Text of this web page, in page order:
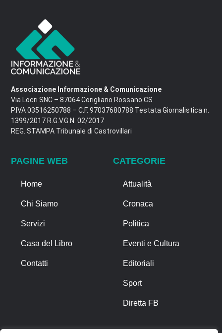
Associazione Informazione & Comunicazione
Via Locri SNC – 87064 Corigliano Rossano CS
P.IVA 03516250788 – C.F. 97037680788 Testata Giornalistica n.
1399/2017 R.G.V.G.N. 02/2017
REG. STAMPA Tribunale di Castrovillari
PAGINE WEB
Home
Chi Siamo
Servizi
Casa del Libro
Contatti
CATEGORIE
Attualità
Cronaca
Politica
Eventi e Cultura
Editoriali
Sport
Diretta FB